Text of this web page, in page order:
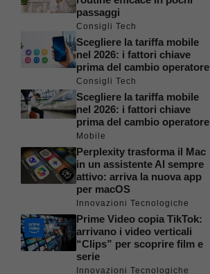
passaggi
Consigli Tech
Scegliere la tariffa mobile
nel 2026: i fattori chiave
prima del cambio operatore
Consigli Tech
Scegliere la tariffa mobile
nel 2026: i fattori chiave
prima del cambio operatore
Mobile
Perplexity trasforma il Mac
in un assistente AI sempre
attivo: arriva la nuova app
per macOS
Innovazioni Tecnologiche
Prime Video copia TikTok:
arrivano i video verticali
“Clips” per scoprire film e
serie
Innovazioni Tecnologiche